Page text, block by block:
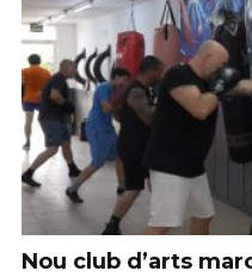
Nou club d’arts